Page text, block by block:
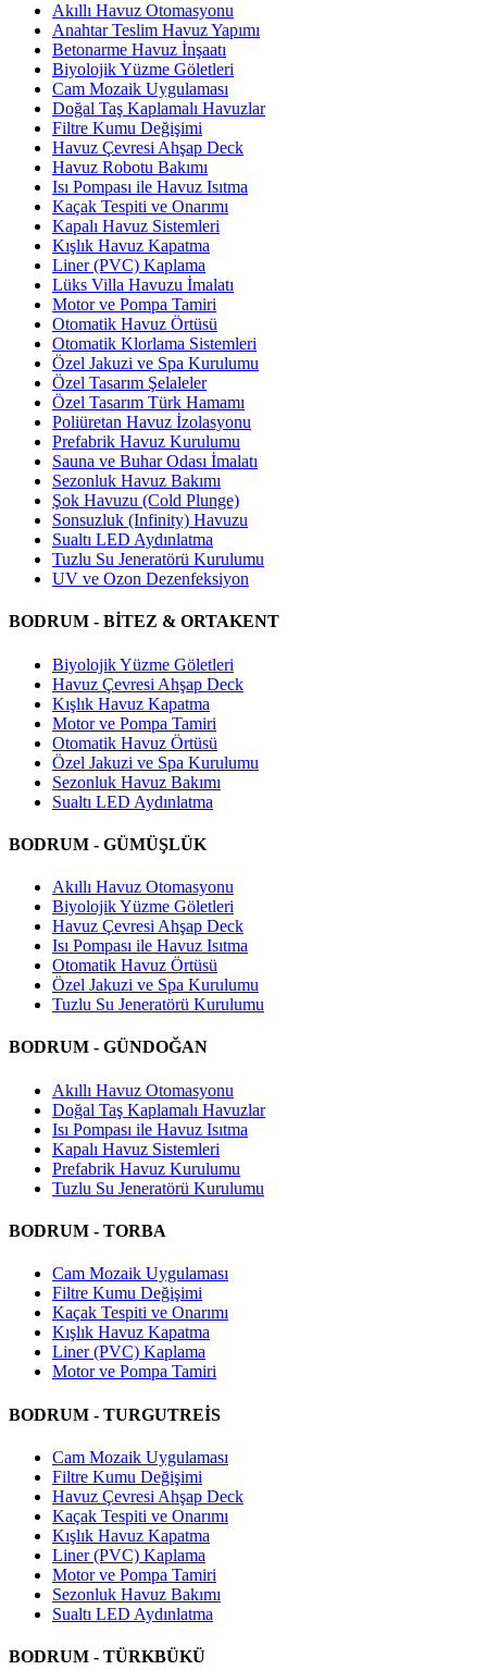
Akıllı Havuz Otomasyonu
Anahtar Teslim Havuz Yapımı
Betonarme Havuz İnşaatı
Biyolojik Yüzme Göletleri
Cam Mozaik Uygulaması
Doğal Taş Kaplamalı Havuzlar
Filtre Kumu Değişimi
Havuz Çevresi Ahşap Deck
Havuz Robotu Bakımı
Isı Pompası ile Havuz Isıtma
Kaçak Tespiti ve Onarımı
Kapalı Havuz Sistemleri
Kışlık Havuz Kapatma
Liner (PVC) Kaplama
Lüks Villa Havuzu İmalatı
Motor ve Pompa Tamiri
Otomatik Havuz Örtüsü
Otomatik Klorlama Sistemleri
Özel Jakuzi ve Spa Kurulumu
Özel Tasarım Şelaleler
Özel Tasarım Türk Hamamı
Poliüretan Havuz İzolasyonu
Prefabrik Havuz Kurulumu
Sauna ve Buhar Odası İmalatı
Sezonluk Havuz Bakımı
Şok Havuzu (Cold Plunge)
Sonsuzluk (Infinity) Havuzu
Sualtı LED Aydınlatma
Tuzlu Su Jeneratörü Kurulumu
UV ve Ozon Dezenfeksiyon
BODRUM - BİTEZ & ORTAKENT
Biyolojik Yüzme Göletleri
Havuz Çevresi Ahşap Deck
Kışlık Havuz Kapatma
Motor ve Pompa Tamiri
Otomatik Havuz Örtüsü
Özel Jakuzi ve Spa Kurulumu
Sezonluk Havuz Bakımı
Sualtı LED Aydınlatma
BODRUM - GÜMÜŞLÜK
Akıllı Havuz Otomasyonu
Biyolojik Yüzme Göletleri
Havuz Çevresi Ahşap Deck
Isı Pompası ile Havuz Isıtma
Otomatik Havuz Örtüsü
Özel Jakuzi ve Spa Kurulumu
Tuzlu Su Jeneratörü Kurulumu
BODRUM - GÜNDOĞAN
Akıllı Havuz Otomasyonu
Doğal Taş Kaplamalı Havuzlar
Isı Pompası ile Havuz Isıtma
Kapalı Havuz Sistemleri
Prefabrik Havuz Kurulumu
Tuzlu Su Jeneratörü Kurulumu
BODRUM - TORBA
Cam Mozaik Uygulaması
Filtre Kumu Değişimi
Kaçak Tespiti ve Onarımı
Kışlık Havuz Kapatma
Liner (PVC) Kaplama
Motor ve Pompa Tamiri
BODRUM - TURGUTREİS
Cam Mozaik Uygulaması
Filtre Kumu Değişimi
Havuz Çevresi Ahşap Deck
Kaçak Tespiti ve Onarımı
Kışlık Havuz Kapatma
Liner (PVC) Kaplama
Motor ve Pompa Tamiri
Sezonluk Havuz Bakımı
Sualtı LED Aydınlatma
BODRUM - TÜRKBÜKÜ